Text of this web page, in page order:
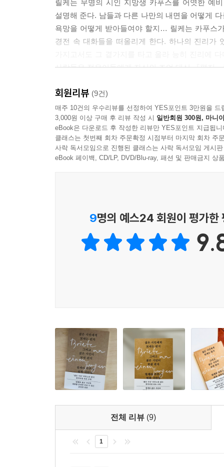
릴케는 무명의 시인 지망생 카푸스를 어엿한 예
설명해 준다. 남들과 다른 나만의 내면을 어떻게
욕망을 어떻게 받아들여야 할지… 릴케는 카푸스
경전 속 대화들을 떠올리게 한다. 하나의 진리가
사람들은 젊은이들에게 자신의 조언 대신 『편지
특히 미국에서는 『편지』가 배우 지망생들의
데니스 호퍼나 더스틴 호프먼처럼 진지한 연
아우른다. 음악계도 마찬가지다. 록 뮤지션이자
속 한 문단을 팔에 문신으로 새겨 놓았을 정도
국내에서도 이 책에서 조언을 얻고 영감을 구하는
회원리뷰 (9건)
매주 10건의 우수리뷰를 선정하여 YES포인트 3만원을 드
3,000원 이상 구매 후 리뷰 작성 시 일반회원 300원, 마니
eBook은 다운로드 후 작성한 리뷰만 YES포인트 지급됩니
클래스는 첫번째 회차 주문확정 시점부터 마지막 회차 주
사락 독서모임으로 진행된 클래스는 사락 독서모임 게시
eBook 페이백, CD/LP, DVD/Blu-ray, 패션 및 판매금지 상
9명의 예스24 회원이 평가한
전체 리뷰 (9)
1